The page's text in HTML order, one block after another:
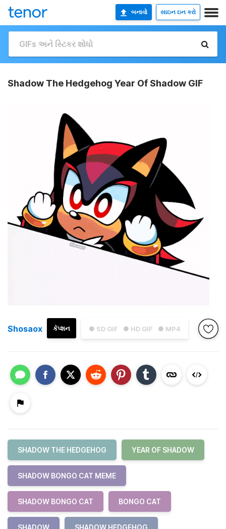
બનાવો સાઇન ઇન કરો
Shadow The Hedgehog Year Of Shadow GIF
● SD GIF ● HD GIF ● MP4
કૅપ્શન
Shosaox
SHADOW THE HEDGEHOG YEAR OF SHADOW
SHADOW BONGO CAT MEME
SHADOW BONGO CAT BONGO CAT
SHADOW SHADOW HEDGEHOG